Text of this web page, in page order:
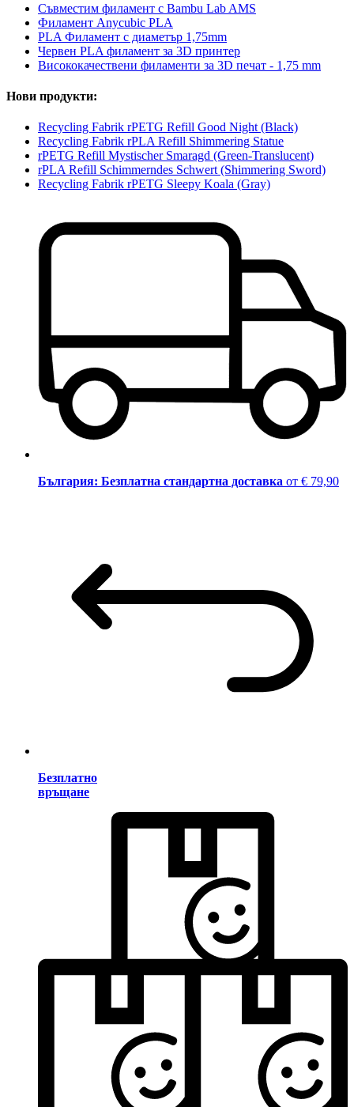
Съвместим филамент с Bambu Lab AMS
Филамент Anycubic PLA
PLA Филамент с диаметър 1,75mm
Червен PLA филамент за 3D принтер
Висококачествени филаменти за 3D печат - 1,75 mm
Нови продукти:
Recycling Fabrik rPETG Refill Good Night (Black)
Recycling Fabrik rPLA Refill Shimmering Statue
rPETG Refill Mystischer Smaragd (Green-Translucent)
rPLA Refill Schimmerndes Schwert (Shimmering Sword)
Recycling Fabrik rPETG Sleepy Koala (Gray)
България: Безплатна стандартна доставка от € 79,90
Безплатно
връщане